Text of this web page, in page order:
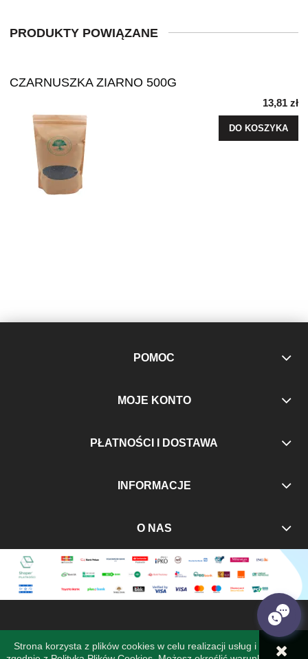
Strona korzysta z plików cookies w celu realizacji usług i
PRODUKTY POWIĄZANE
CZARNUSZKA ZIARNO 500G
13,81 zł
DO KOSZYKA
POMOC
MOJE KONTO
PŁATNOŚCI I DOSTAWA
INFORMACJE
O NAS